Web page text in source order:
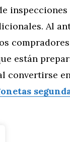
Al
están
convertirse